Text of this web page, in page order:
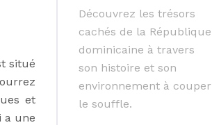
situé
et
a une
Découvrez les trésors
cachés de la République
dominicaine à travers
son histoire et son
environnement à couper
le souffle.